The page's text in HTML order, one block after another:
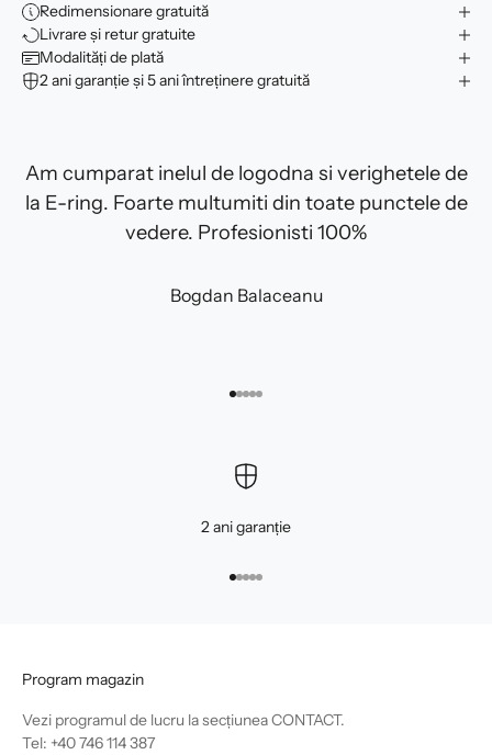
Redimensionare gratuită
Livrare și retur gratuite
Modalități de plată
2 ani garanție și 5 ani întreținere gratuită
Am cumparat inelul de logodna si verighetele de
la E-ring. Foarte multumiti din toate punctele de
vedere. Profesionisti 100%
Bogdan Balaceanu
Mergi la articolul 1
Mergi la articolul 2
Mergi la articolul 3
Mergi la articolul 4
Mergi la articolul 5
2 ani garanție
Mergi la articolul 1
Mergi la articolul 2
Mergi la articolul 3
Mergi la articolul 4
Mergi la articolul 5
Program magazin
Vezi programul de lucru la secțiuneaCONTACT.
Tel: +40 746 114 387